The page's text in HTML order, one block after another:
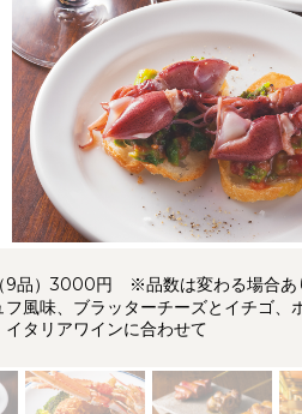
9品）3000円 ※品数は変わる場合あ
フ風味、ブラッターチーズとイチゴ
タリアワインに合わせて